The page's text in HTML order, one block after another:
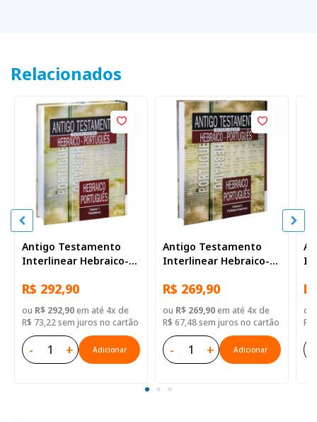
Relacionados
Antigo Testamento
Interlinear Hebraico-
R$ 292,90
ou R$ 292,90em até 4x de
R$ 73,22 sem juros no cartão
- + Adicionar
Antigo Testamento
Interlinear Hebraico-
R$ 269,90
ou R$ 269,90em até 4x de
R$ 67,48 sem juros no cartão
- + Adicionar
ou
R$